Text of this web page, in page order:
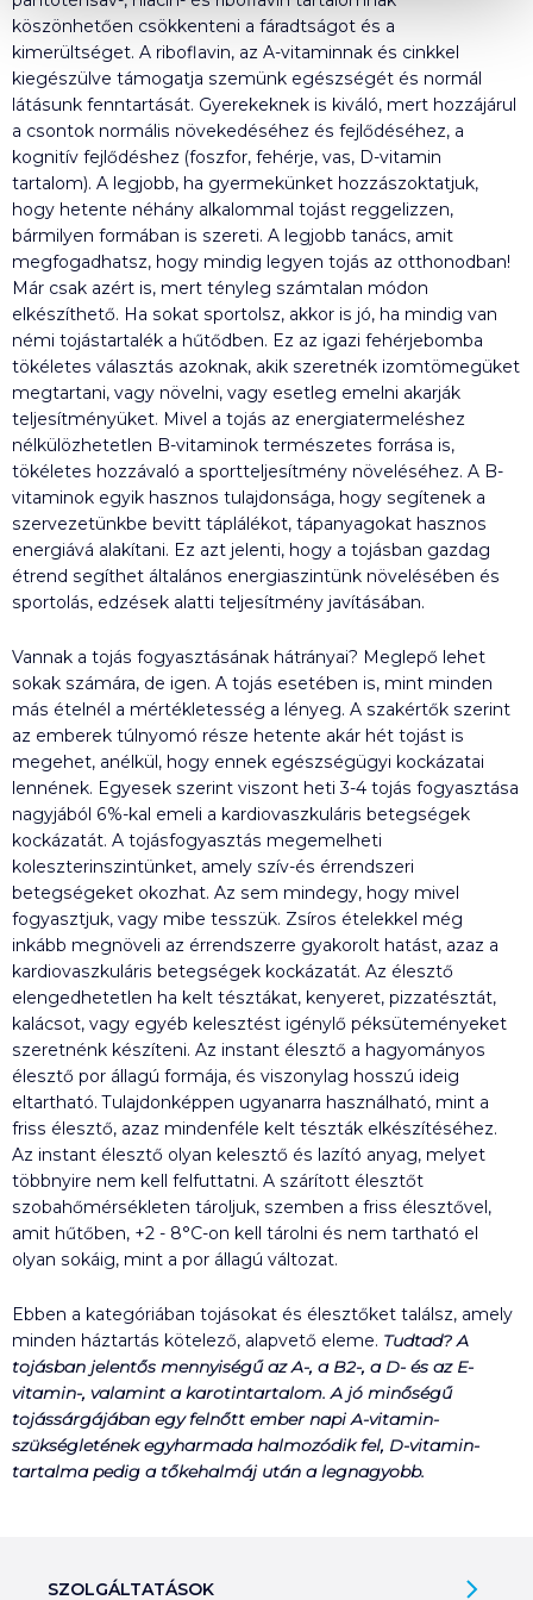
köszönhetően csökkenteni a fáradtságot és a
kimerültséget. A riboflavin, az A-vitaminnak és cinkkel
kiegészülve támogatja szemünk egészségét és normál
látásunk fenntartását. Gyerekeknek is kiváló, mert hozzájárul
a csontok normális növekedéséhez és fejlődéséhez, a
kognitív fejlődéshez (foszfor, fehérje, vas, D-vitamin
tartalom). A legjobb, ha gyermekünket hozzászoktatjuk,
hogy hetente néhány alkalommal tojást reggelizzen,
bármilyen formában is szereti. A legjobb tanács, amit
megfogadhatsz, hogy mindig legyen tojás az otthonodban!
Már csak azért is, mert tényleg számtalan módon
elkészíthető. Ha sokat sportolsz, akkor is jó, ha mindig van
némi tojástartalék a hűtődben. Ez az igazi fehérjebomba
tökéletes választás azoknak, akik szeretnék izomtömegüket
megtartani, vagy növelni, vagy esetleg emelni akarják
teljesítményüket. Mivel a tojás az energiatermeléshez
nélkülözhetetlen B-vitaminok természetes forrása is,
tökéletes hozzávaló a sportteljesítmény növeléséhez. A B-
vitaminok egyik hasznos tulajdonsága, hogy segítenek a
szervezetünkbe bevitt táplálékot, tápanyagokat hasznos
energiává alakítani. Ez azt jelenti, hogy a tojásban gazdag
étrend segíthet általános energiaszintünk növelésében és
sportolás, edzések alatti teljesítmény javításában.
Vannak a tojás fogyasztásának hátrányai? Meglepő lehet
sokak számára, de igen. A tojás esetében is, mint minden
más ételnél a mértékletesség a lényeg. A szakértők szerint
az emberek túlnyomó része hetente akár hét tojást is
megehet, anélkül, hogy ennek egészségügyi kockázatai
lennének. Egyesek szerint viszont heti 3-4 tojás fogyasztása
nagyjából 6%-kal emeli a kardiovaszkuláris betegségek
kockázatát. A tojásfogyasztás megemelheti
koleszterinszintünket, amely szív-és érrendszeri
betegségeket okozhat. Az sem mindegy, hogy mivel
fogyasztjuk, vagy mibe tesszük. Zsíros ételekkel még
inkább megnöveli az érrendszerre gyakorolt hatást, azaz a
kardiovaszkuláris betegségek kockázatát. Az élesztő
elengedhetetlen ha kelt tésztákat, kenyeret, pizzatésztát,
kalácsot, vagy egyéb kelesztést igénylő péksüteményeket
szeretnénk készíteni. Az instant élesztő a hagyományos
élesztő por állagú formája, és viszonylag hosszú ideig
eltartható. Tulajdonképpen ugyanarra használható, mint a
friss élesztő, azaz mindenféle kelt tészták elkészítéséhez.
Az instant élesztő olyan kelesztő és lazító anyag, melyet
többnyire nem kell felfuttatni. A szárított élesztőt
szobahőmérsékleten tároljuk, szemben a friss élesztővel,
amit hűtőben, +2 - 8°C-on kell tárolni és nem tartható el
olyan sokáig, mint a por állagú változat.
Ebben a kategóriában tojásokat és élesztőket találsz, amely
minden háztartás kötelező, alapvető eleme. Tudtad? A
tojásban jelentős mennyiségű az A-, a B2-, a D- és az E-
vitamin-, valamint a karotintartalom. A jó minőségű
tojássárgájában egy felnőtt ember napi A-vitamin-
szükségletének egyharmada halmozódik fel, D-vitamin-
tartalma pedig a tőkehalmáj után a legnagyobb.
SZOLGÁLTATÁSOK